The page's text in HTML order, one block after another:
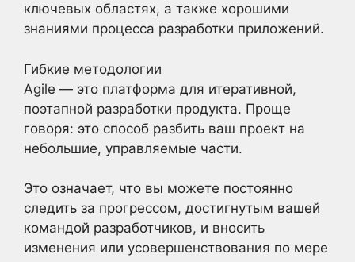
ключевых областях, а также хорошими
знаниями процесса разработки приложений.
Гибкие методологии
Agile — это платформа для итеративной,
поэтапной разработки продукта. Проще
говоря: это способ разбить ваш проект на
небольшие, управляемые части.
Это означает, что вы можете постоянно
следить за прогрессом, достигнутым вашей
командой разработчиков, и вносить
изменения или усовершенствования по мере